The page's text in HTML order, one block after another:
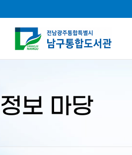
작
정보 마당